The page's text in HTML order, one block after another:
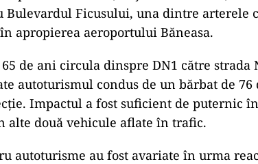
Bulevardul Ficusului, una dintre arterele
apropierea aeroportului Băneasa.
de ani circula dinspre DN1 către strada
autoturismul condus de un bărbat de 76
Impactul a fost suficient de puternic
alte două vehicule aflate în trafic.
autoturisme au fost avariate în urma